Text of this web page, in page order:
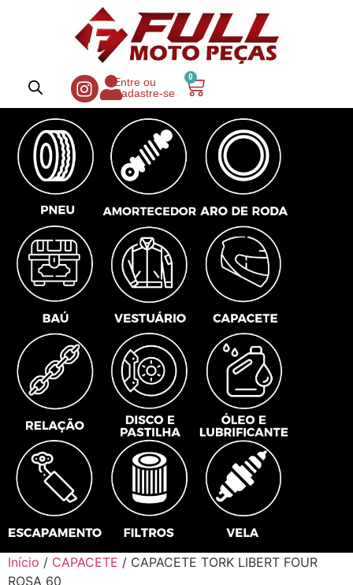
Entre ou
Cadastre-se
0
Início / CAPACETE / CAPACETE TORK LIBERT FOUR
ROSA 60